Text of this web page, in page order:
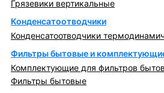
Грязевики вертикальные
Конденсатоотводчики
Конденсатоотводчики
Фильтры бытовые и
Комплектующие для фильтров
Фильтры бытовые